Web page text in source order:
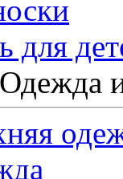
для
Одежда